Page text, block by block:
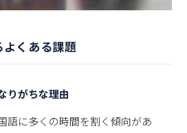
くある課題
りがちな理由
語に多くの時間を割く傾向があ